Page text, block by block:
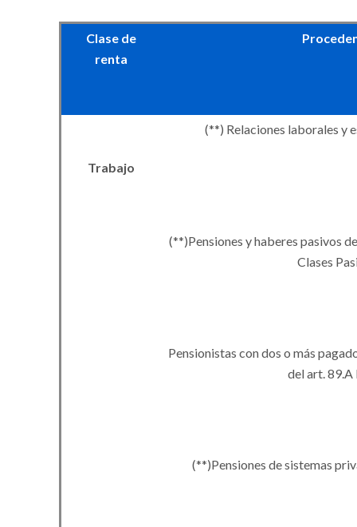
Clase de
renta
Trabajo
(**) Relaciones laborales y
(**)Pensiones y haberes pasivos
Clases
Pensionistas con dos o más
del art. 89.A
(**)Pensiones de sistemas